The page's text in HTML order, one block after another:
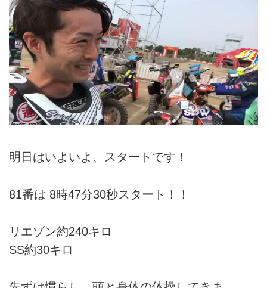
明日はいよいよ、スタートです！
81番は 8時47分30秒スタート！！
リエゾン約240キロ
SS約30キロ